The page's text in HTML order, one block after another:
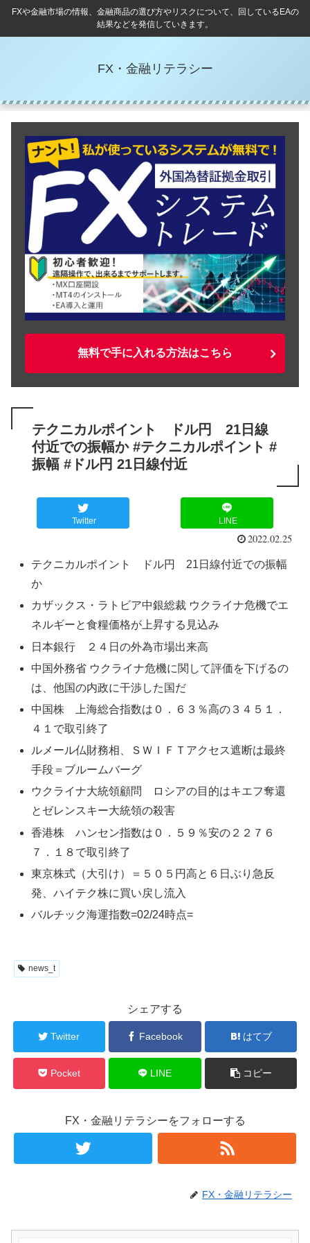
FXや金融市場の情報、金融商品の選び方やリスクについて、回しているEAの
結果などを発信していきます。
FX・金融リテラシー
無料で手に入れる方法はこちら
テクニカルポイント ドル円 21日線
付近での振幅か #テクニカルポイント #
振幅 #ドル円 21日線付近
Twitter LINE
2022.02.25
テクニカルポイント ドル円 21日線付近での振幅
か
カザックス・ラトビア中銀総裁 ウクライナ危機でエ
ネルギーと食糧価格が上昇する見込み
日本銀行 ２４日の外為市場出来高
中国外務省 ウクライナ危機に関して評価を下げるの
は、他国の内政に干渉した国だ
中国株 上海総合指数は０．６３％高の３４５１．
４１で取引終了
ルメール仏財務相、ＳＷＩＦＴアクセス遮断は最終
手段＝ブルームバーグ
ウクライナ大統領顧問 ロシアの目的はキエフ奪還
とゼレンスキー大統領の殺害
香港株 ハンセン指数は０．５９％安の２２７６
７．１８で取引終了
東京株式（大引け）＝５０５円高と６日ぶり急反
発、ハイテク株に買い戻し流入
バルチック海運指数=02/24時点=
news_t
シェアする
Twitter Facebook はてブ
Pocket LINE コピー
FX・金融リテラシーをフォローする
FX・金融リテラシー